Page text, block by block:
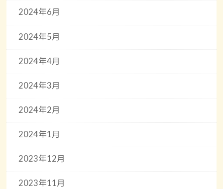
2024年6月
2024年5月
2024年4月
2024年3月
2024年2月
2024年1月
2023年12月
2023年11月